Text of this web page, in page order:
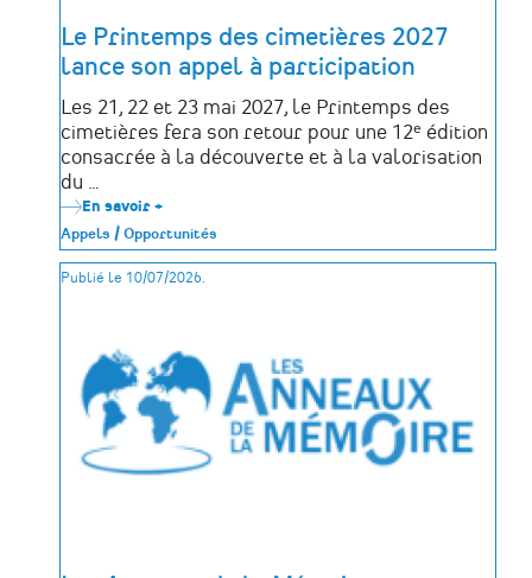
Le Printemps des cimetières 2027
lance son appel à participation
Les 21, 22 et 23 mai 2027, le Printemps des
cimetières fera son retour pour une 12ᵉ édition
consacrée à la découverte et à la valorisation
du …
En savoir +
Printemps
des
cimetières
appel
à
participation
Appels / Opportunités
Publié le 10/07/2026.